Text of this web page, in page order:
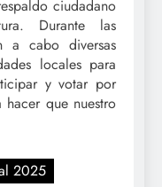
ciudadano
Durante las
a cabo diversas
locales para
y votar por
que nuestro
2025